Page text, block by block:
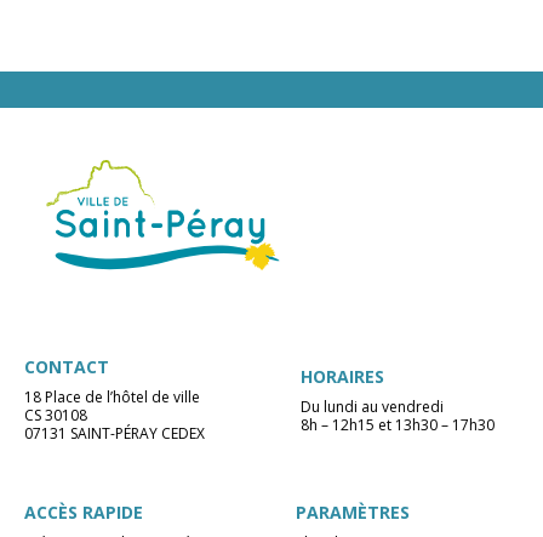
CONTACT
18 Place de l’hôtel de ville
CS 30108
07131 SAINT-PÉRAY CEDEX
HORAIRES
Du lundi au vendredi
8h – 12h15 et 13h30 – 17h30
ACCÈS RAPIDE PARAMÈTRES